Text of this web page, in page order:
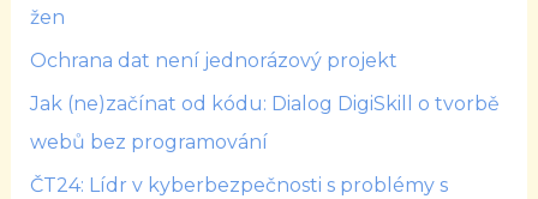
žen
Ochrana dat není jednorázový projekt
Jak (ne)začínat od kódu: Dialog DigiSkill o tvorbě
webů bez programování
ČT24: Lídr v kyberbezpečnosti s problémy s